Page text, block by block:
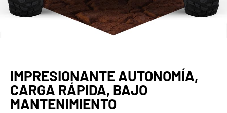
IMPRESIONANTE AUTONOMÍA,
CARGA RÁPIDA, BAJO
MANTENIMIENTO